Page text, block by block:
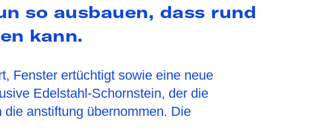
so ausbauen, dass rund
kann.
Fenster ertüchtigt sowie eine neue
Edelstahl-Schornstein, der die
anstiftung übernommen. Die